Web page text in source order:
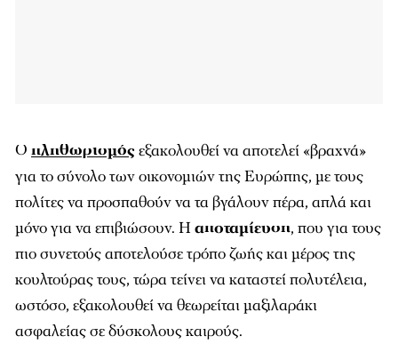
Ο πληθωρισμόςεξακολουθεί να αποτελεί «βραχνά»
για το σύνολο των οικονομιών της Ευρώπης, με τους
πολίτες να προσπαθούν να τα βγάλουν πέρα, απλά και
μόνο για να επιβιώσουν. Ηαποταμίευση, που για τους
πιο συνετούς αποτελούσε τρόπο ζωής και μέρος της
κουλτούρας τους, τώρα τείνει να καταστεί πολυτέλεια,
ωστόσο, εξακολουθεί να θεωρείται μαξιλαράκι
ασφαλείας σε δύσκολους καιρούς.